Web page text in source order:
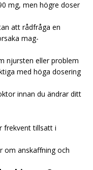
mg, men högre doser
att rådfråga en
mag-
njursten eller problem
med höga dosering
innan du ändrar ditt
frekvent tillsatt i
om anskaffning och